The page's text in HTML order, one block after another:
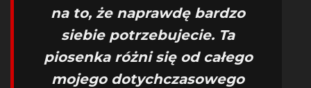
na to, że naprawdę bardzo
siebie potrzebujecie. Ta
piosenka różni się od całego
mojego dotychczasowego